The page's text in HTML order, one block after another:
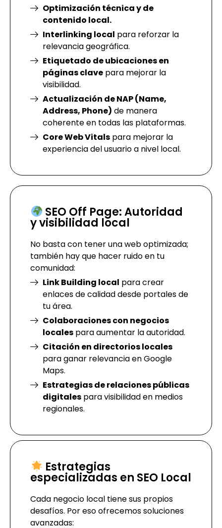
Optimización técnica y de
contenido local.
Interlinking local para reforzar la
relevancia geográfica.
Etiquetado de ubicaciones en
páginas clave para mejorar la
visibilidad.
Actualización de NAP (Name,
Address, Phone) de manera
coherente en todas las plataformas.
Core Web Vitals para mejorar la
experiencia del usuario a nivel local.
SEO Off Page: Autoridad
y visibilidad local
No basta con tener una web optimizada;
también hay que hacer ruido en tu
comunidad:
Link Building local para crear
enlaces de calidad desde portales de
tu área.
Colaboraciones con negocios
locales para aumentar la autoridad.
Citación en directorios locales
para ganar relevancia en Google
Maps.
Estrategias de relaciones públicas
digitales para visibilidad en medios
regionales.
Estrategias
especializadas en SEO Local
Cada negocio local tiene sus propios
desafíos. Por eso ofrecemos soluciones
avanzadas: